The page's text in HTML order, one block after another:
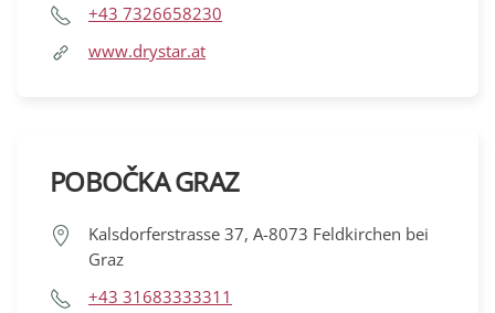
+43 7326658230
www.drystar.at
POBOČKA GRAZ
Kalsdorferstrasse 37, A-8073 Feldkirchen bei
Graz
+43 31683333311